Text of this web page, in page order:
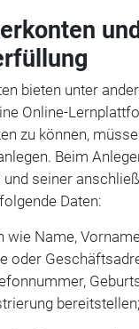
und
bieten unter
Online-
zu können,
Beim
seiner
Daten:
wie Name,
oder
bereitstellen;